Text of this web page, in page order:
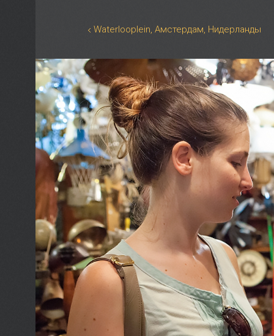
Waterlooplein, Амстердам, Нидерланды